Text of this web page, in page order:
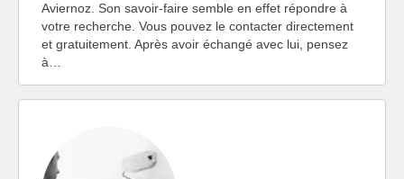
Aviernoz. Son savoir-faire semble en effet répondre à
votre recherche. Vous pouvez le contacter directement
et gratuitement. Après avoir échangé avec lui, pensez
à…